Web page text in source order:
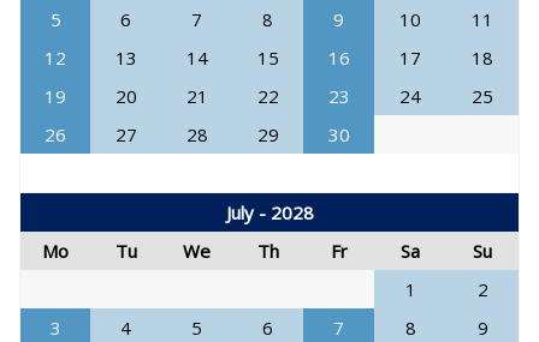
5 6 7 8 9 10
11
12
13 14 15 16 17
18
19
20 21 22 23 24
25
26
27 28 29 30
July - 2028
Mo
Tu We Th Fr Sa
Su
1
2
3
4 5 6 7 8
9